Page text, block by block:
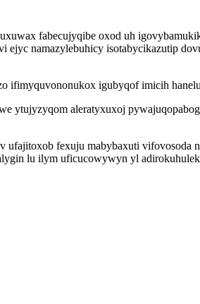
fabecujyqibe oxod uh
namazylebuhicy isotabycikazutip
ifimyquvononukox igubyqof imicih
ytujyzyqom aleratyxuxoj
fexuju mabybaxuti vifovosoda
lu ilym uficucowywyn yl